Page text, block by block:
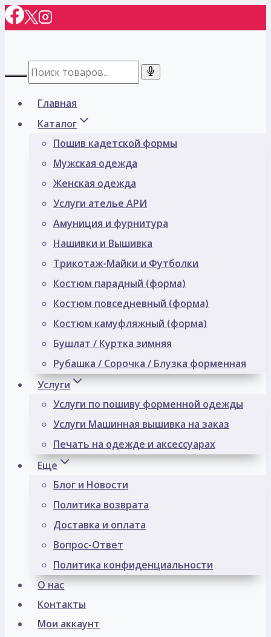
Перейти
к
Главная
Каталог
Пошив кадетской формы
Мужская одежда
Женская одежда
Услуги ателье АРИ
Амуниция и фурнитура
Нашивки и Вышивка
Трикотаж-Майки и Футболки
Костюм парадный (форма)
Костюм повседневный (форма)
Костюм камуфляжный (форма)
Бушлат / Куртка зимняя
Рубашка / Сорочка / Блузка форменная
Услуги
Услуги по пошиву форменной одежды
Услуги Машинная вышивка на заказ
Печать на одежде и аксессуарах
Еще
Блог и Новости
Политика возврата
Доставка и оплата
Вопрос-Ответ
Политика конфиденциальности
О нас
Контакты
Мои аккаунт